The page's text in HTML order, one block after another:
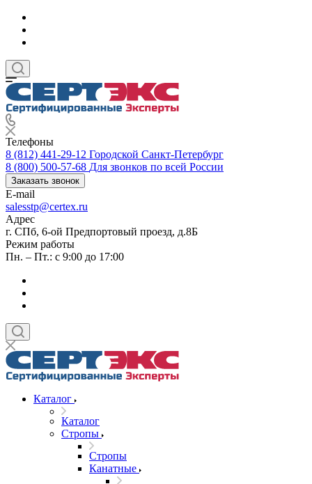
Телефоны
8 (812) 441-29-12 Городской Санкт-Петербург
8 (800) 500-57-68 Для звонков по всей России
Заказать звонок
E-mail
salesstp@certex.ru
Адрес
г. СПб, 6-ой Предпортовый проезд, д.8Б
Режим работы
Пн. – Пт.: с 9:00 до 17:00
Каталог
Каталог
Стропы
Стропы
Канатные